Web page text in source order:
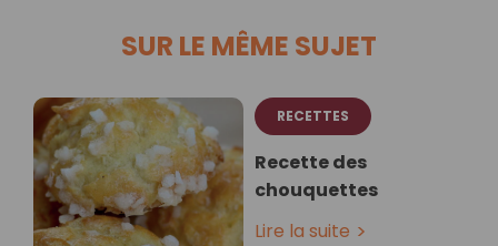
SUR LE MÊME SUJET
RECETTES
Recette des
chouquettes
Lire la suite